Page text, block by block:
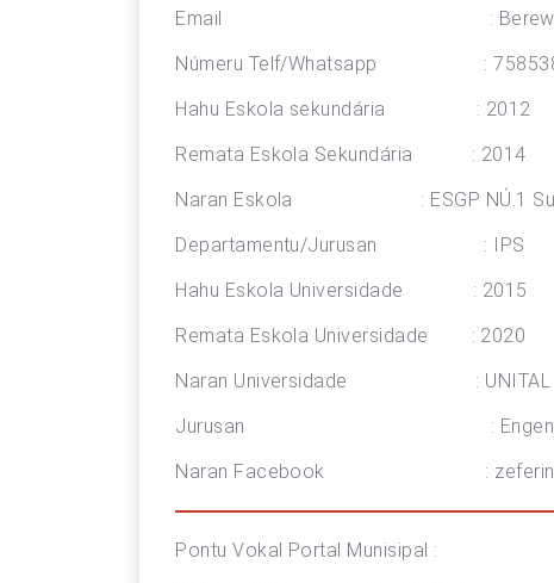
Email :
Númeru Telf/Whatsapp :
Hahu Eskola sekundária : 2012
Remata Eskola Sekundária : 2014
Naran Eskola : ESGP NÚ.1
Departamentu/Jurusan : IPS
Hahu Eskola Universidade : 2015
Remata Eskola Universidade : 2020
Naran Universidade : UNITAL
Jurusan : Engenaria
Naran Facebook : zeferino
Pontu Vokal Portal Munisipal :